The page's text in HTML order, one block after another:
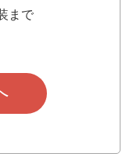
まで